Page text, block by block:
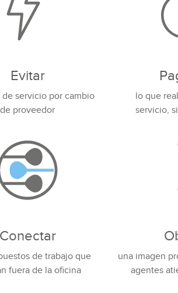
Evitar
de servicio por cambio
de proveedor
lo que
servicio,
Conectar
de trabajo que
fuera de la oficina
una imagen
agentes